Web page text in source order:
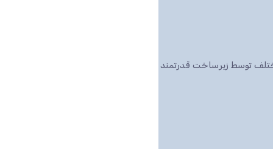
توسط زیرساخت قدرتمند